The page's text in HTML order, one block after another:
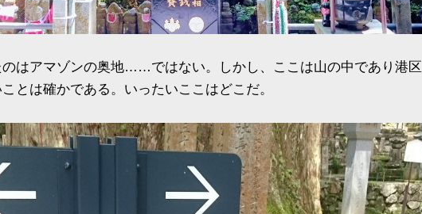
のはアマゾンの奥地……ではない。しかし、ここは山の中であり港区
とは確かである。いったいここはどこだ。